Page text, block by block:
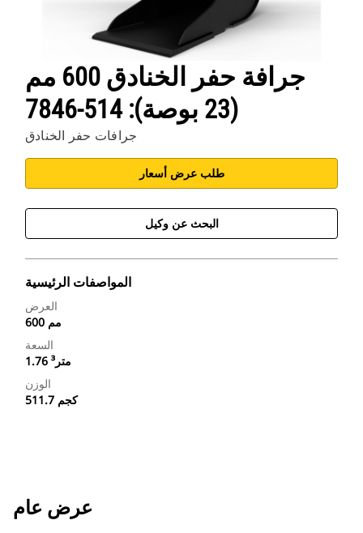
جرافة حفر الخنادق 600 مم
(23 بوصة): 514-7846
جرافات حفر الخنادق
طلب عرض أسعار
البحث عن وكيل
المواصفات الرئيسية
العرض
600 مم
السعة
1.76 متر³
الوزن
511.7 كجم
عرض عام